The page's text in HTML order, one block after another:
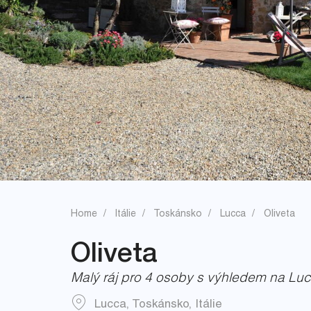
Home Itálie Toskánsko Lucca Oliveta
Oliveta
Malý ráj pro 4 osoby s výhledem na
Lucca, Toskánsko, Itálie